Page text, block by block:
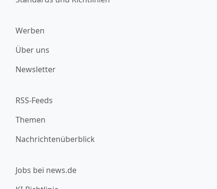
Werben
Über uns
Newsletter
RSS-Feeds
Themen
Nachrichtenüberblick
Jobs bei news.de